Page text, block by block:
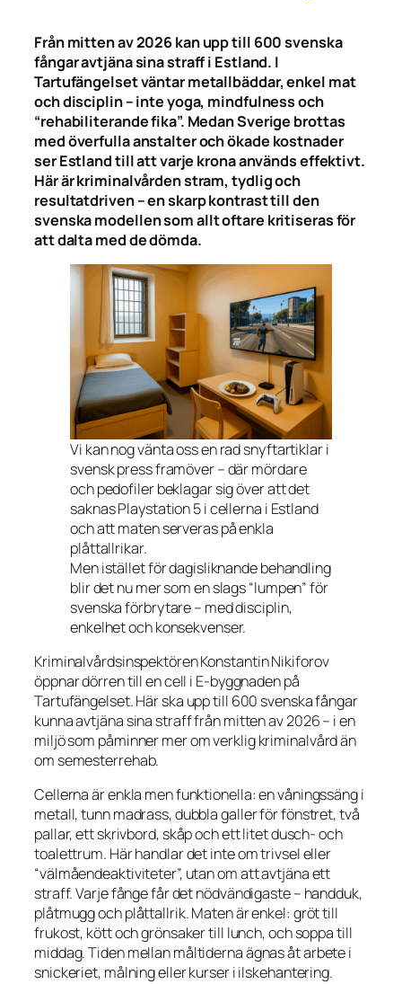
Från mitten av 2026 kan upp till 600 svenska
fångar avtjäna sina straff i Estland. I
Tartufängelset väntar metallbäddar, enkel mat
och disciplin – inte yoga, mindfulness och
“rehabiliterande fika”. Medan Sverige brottas
med överfulla anstalter och ökade kostnader
ser Estland till att varje krona används effektivt.
Här är kriminalvården stram, tydlig och
resultatdriven – en skarp kontrast till den
svenska modellen som allt oftare kritiseras för
att dalta med de dömda.
Vi kan nog vänta oss en rad snyftartiklar i
svensk press framöver – där mördare
och pedofiler beklagar sig över att det
saknas Playstation 5 i cellerna i Estland
och att maten serveras på enkla
plåttallrikar.
Men istället för dagisliknande behandling
blir det nu mer som en slags “lumpen” för
svenska förbrytare – med disciplin,
enkelhet och konsekvenser.
Kriminalvårdsinspektören Konstantin Nikiforov
öppnar dörren till en cell i E-byggnaden på
Tartufängelset. Här ska upp till 600 svenska fångar
kunna avtjäna sina straff från mitten av 2026 – i en
miljö som påminner mer om verklig kriminalvård än
om semesterrehab.
Cellerna är enkla men funktionella: en våningssäng i
metall, tunn madrass, dubbla galler för fönstret, två
pallar, ett skrivbord, skåp och ett litet dusch- och
toalettrum. Här handlar det inte om trivsel eller
“välmåendeaktiviteter”, utan om att avtjäna ett
straff. Varje fånge får det nödvändigaste – handduk,
plåtmugg och plåttallrik. Maten är enkel: gröt till
frukost, kött och grönsaker till lunch, och soppa till
middag. Tiden mellan måltiderna ägnas åt arbete i
snickeriet, målning eller kurser i ilskehantering.